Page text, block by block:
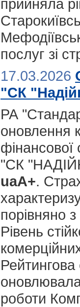
прийняла
послуг зі
17.03.2026
"СК
РА
оновлення
фінансової
"СК
uaА+.
порівняно
Рівень
роботи